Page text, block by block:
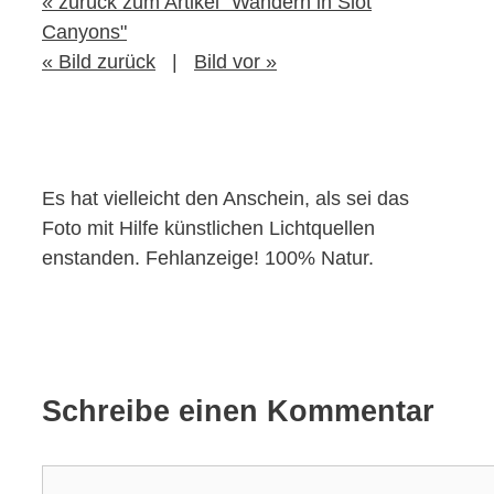
Canyons"
« Bild zurück
| Bild vor »
Es hat vielleicht den Anschein, als sei das
Foto mit Hilfe künstlichen Lichtquellen
enstanden. Fehlanzeige! 100% Natur.
Schreibe einen Kommentar